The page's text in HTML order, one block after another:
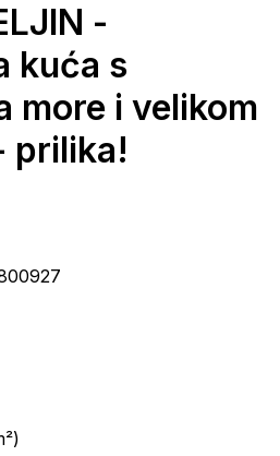
-
kuća s
more i velikom
prilika!